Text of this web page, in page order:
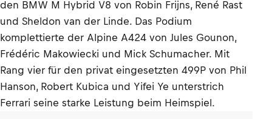
den BMW M Hybrid V8 von Robin Frijns, René Rast
und Sheldon van der Linde. Das Podium
komplettierte der Alpine A424 von Jules Gounon,
Frédéric Makowiecki und Mick Schumacher. Mit
Rang vier für den privat eingesetzten 499P von Phil
Hanson, Robert Kubica und Yifei Ye unterstrich
Ferrari seine starke Leistung beim Heimspiel.